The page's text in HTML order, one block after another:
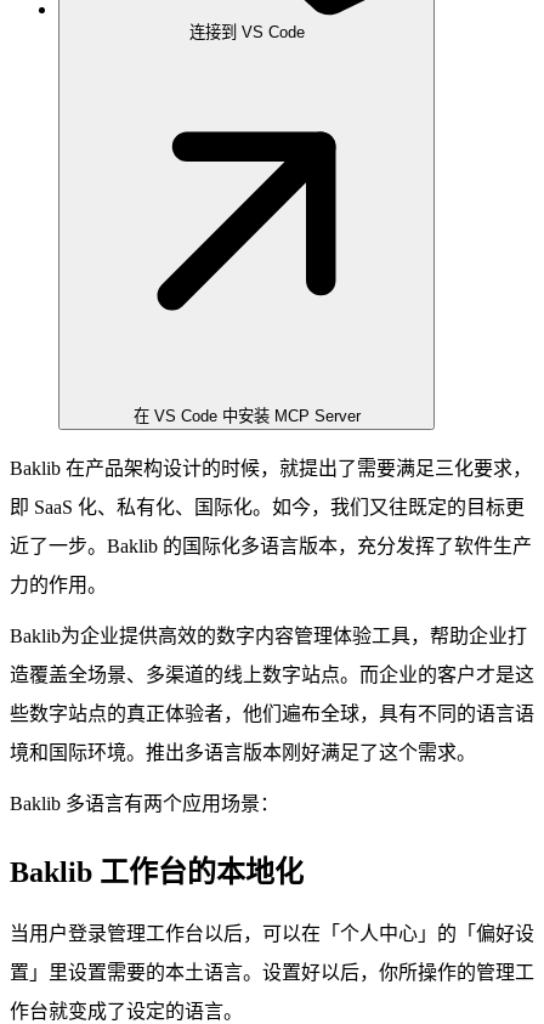
连接到 VS Code
在 VS Code 中安装 MCP Server
Baklib 在产品架构设计的时候，就提出了需要满足三化要求，
即 SaaS 化、私有化、国际化。如今，我们又往既定的目标更
近了一步。Baklib 的国际化多语言版本，充分发挥了软件生产
力的作用。
Baklib为企业提供高效的数字内容管理体验工具，帮助企业打
造覆盖全场景、多渠道的线上数字站点。而企业的客户才是这
些数字站点的真正体验者，他们遍布全球，具有不同的语言语
境和国际环境。推出多语言版本刚好满足了这个需求。
Baklib 多语言有两个应用场景：
Baklib 工作台的本地化
当用户登录管理工作台以后，可以在「个人中心」的「偏好设
置」里设置需要的本土语言。设置好以后，你所操作的管理工
作台就变成了设定的语言。